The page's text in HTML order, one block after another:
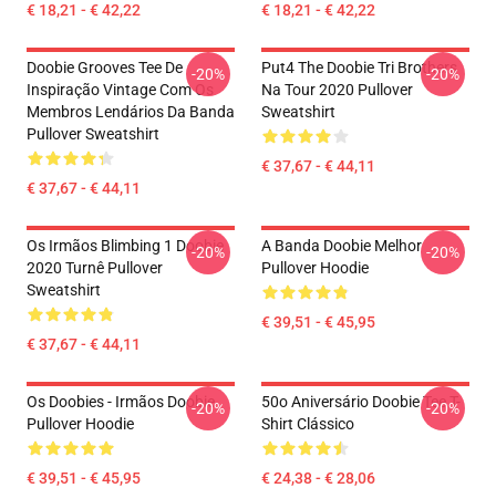
€ 18,21 - € 42,22 € 18,21 - € 42,22
Doobie Grooves Tee De
Inspiração Vintage Com Os
Membros Lendários Da Banda
Pullover Sweatshirt
€ 37,67 - € 44,11
-20%
Put4 The Doobie Tri Brothers
Na Tour 2020 Pullover
Sweatshirt
€ 37,67 - € 44,11
-20%
Os Irmãos Blimbing 1 Doobie
2020 Turnê Pullover
Sweatshirt
€ 37,67 - € 44,11
-20%
A Banda Doobie Melhor
Pullover Hoodie
€ 39,51 - € 45,95
-20%
Os Doobies - Irmãos Doobie
Pullover Hoodie
€ 39,51 - € 45,95
-20%
50o Aniversário Doobie Tee T-
Shirt Clássico
€ 24,38 - € 28,06
-20%